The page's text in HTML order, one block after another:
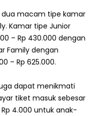
macam tipe kamar
Kamar tipe Junior
– Rp 430.000 dengan
Family dengan
– Rp 625.000.
dapat menikmati
tiket masuk sebesar
4.000 untuk anak-